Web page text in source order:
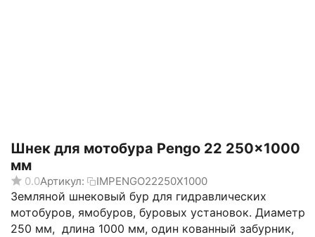
Шнек для мотобура Pengo 22 250x1000
мм
0.0Артикул: IMPENGO22250X1000
Земляной шнековый бур для гидравлических
мотобуров, ямобуров, буровых установок. Диаметр
250 мм, длина 1000 мм, один кованный забурник,